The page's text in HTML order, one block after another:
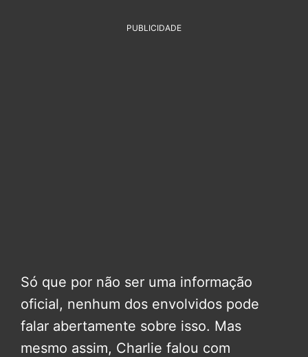
PUBLICIDADE
Só que por não ser uma informação
oficial, nenhum dos envolvidos pode
falar abertamente sobre isso. Mas
mesmo assim, Charlie falou com